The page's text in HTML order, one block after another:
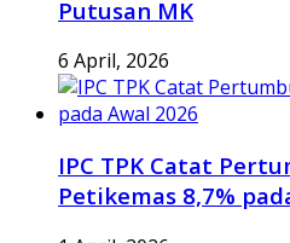
Putusan MK
6 April, 2026
IPC TPK Catat
Petikemas 8,7%